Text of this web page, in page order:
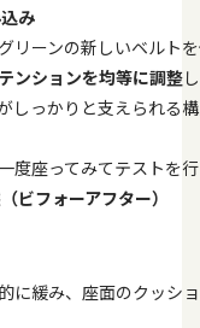
み
リーンの新しいベルト
ンションを均等に調整
しっかりと支えられる
度座ってみてテストを
ビフォーアフター）
に緩み、座面のクッシ